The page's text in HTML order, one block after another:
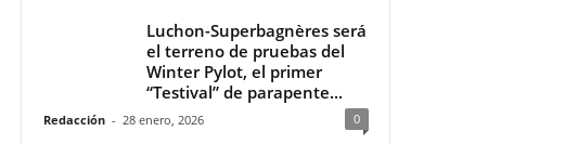
Luchon-Superbagnères será
el terreno de pruebas del
Winter Pylot, el primer
“Testival” de parapente...
Redacción - 28 enero, 2026 0